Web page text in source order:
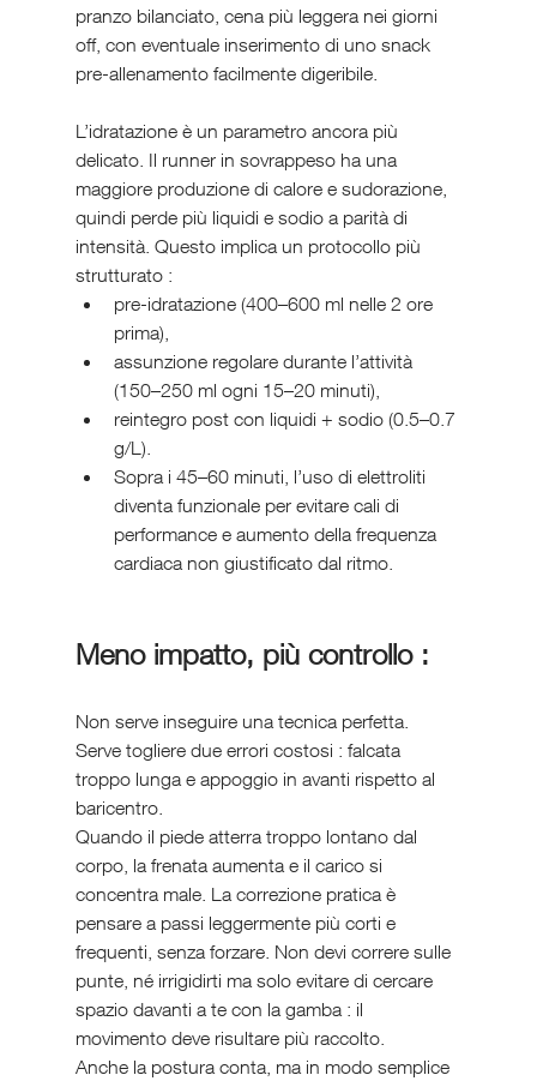
pranzo bilanciato, cena più leggera nei giorni
off, con eventuale inserimento di uno snack
pre-allenamento facilmente digeribile.
L’idratazione è un parametro ancora più
delicato. Il runner in sovrappeso ha una
maggiore produzione di calore e sudorazione,
quindi perde più liquidi e sodio a parità di
intensità. Questo implica un protocollo più
strutturato :
pre-idratazione (400–600 ml nelle 2 ore
prima),
assunzione regolare durante l’attività
(150–250 ml ogni 15–20 minuti),
reintegro post con liquidi + sodio (0.5–0.7
g/L).
Sopra i 45–60 minuti, l’uso di elettroliti
diventa funzionale per evitare cali di
performance e aumento della frequenza
cardiaca non giustificato dal ritmo.
Meno impatto, più controllo :
Non serve inseguire una tecnica perfetta.
Serve togliere due errori costosi : falcata
troppo lunga e appoggio in avanti rispetto al
baricentro.
Quando il piede atterra troppo lontano dal
corpo, la frenata aumenta e il carico si
concentra male. La correzione pratica è
pensare a passi leggermente più corti e
frequenti, senza forzare. Non devi correre sulle
punte, né irrigidirti ma solo evitare di cercare
spazio davanti a te con la gamba : il
movimento deve risultare più raccolto.
Anche la postura conta, ma in modo semplice